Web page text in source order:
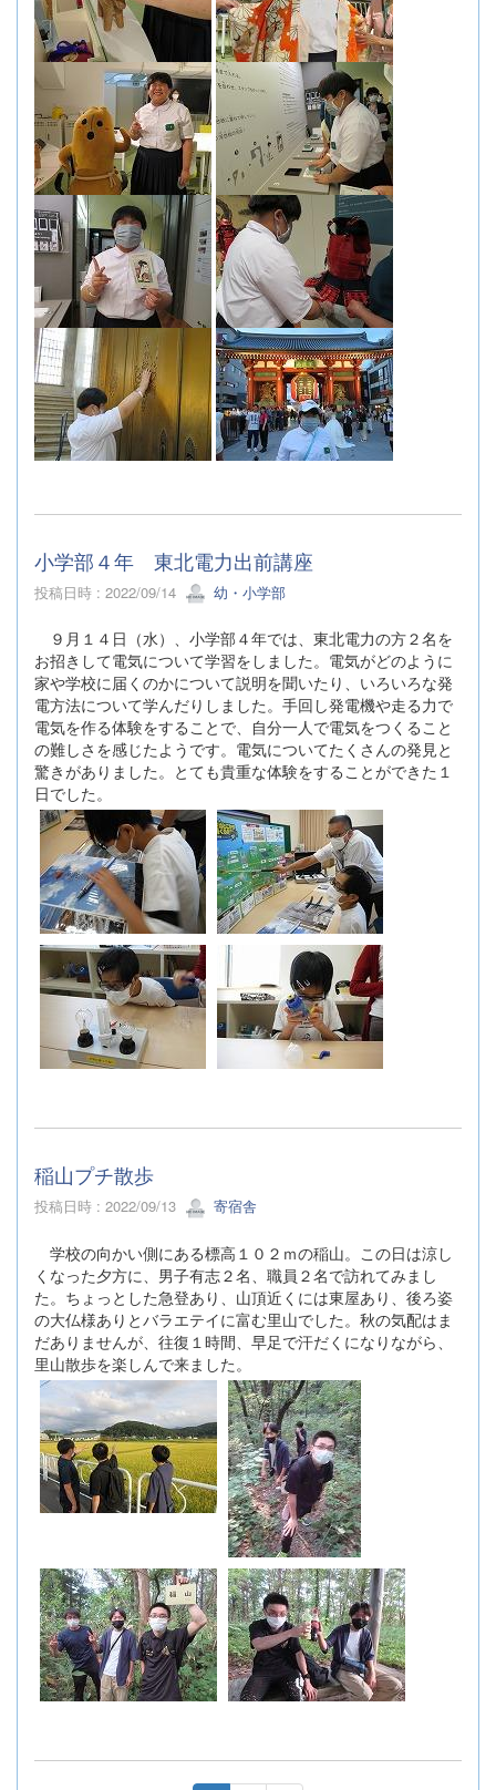
小学部４年 東北電力出前講座
投稿日時 : 2022/09/14 幼・小学部
９月１４日（水）、小学部４年では、東北電力の方２名を
お招きして電気について学習をしました。電気がどのように
家や学校に届くのかについて説明を聞いたり、いろいろな発
電方法について学んだりしました。手回し発電機や走る力で
電気を作る体験をすることで、自分一人で電気をつくること
の難しさを感じたようです。電気についてたくさんの発見と
驚きがありました。とても貴重な体験をすることができた１
日でした。
稲山プチ散歩
投稿日時 : 2022/09/13 寄宿舎
学校の向かい側にある標高１０２ｍの稲山。この日は涼し
くなった夕方に、男子有志２名、職員２名で訪れてみまし
た。ちょっとした急登あり、山頂近くには東屋あり、後ろ姿
の大仏様ありとバラエテイに富む里山でした。秋の気配はま
だありませんが、往復１時間、早足で汗だくになりながら、
里山散歩を楽しんで来ました。